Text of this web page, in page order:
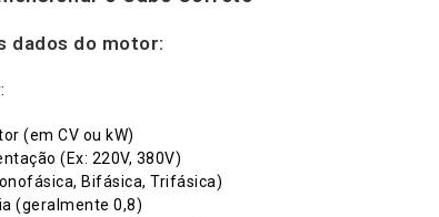
dados do motor:
(em CV ou kW)
(Ex: 220V, 380V)
Bifásica, Trifásica)
(geralmente 0,8)